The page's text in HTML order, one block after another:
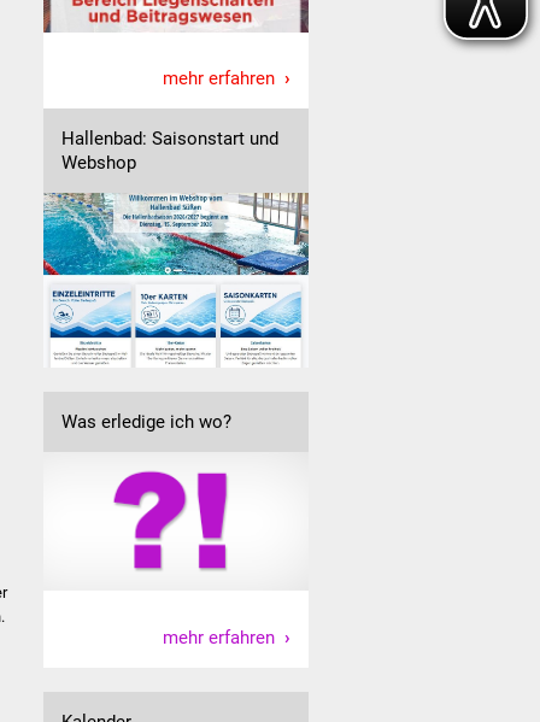
mehr erfahren
Hallenbad: Saisonstart und
Webshop
Was erledige ich wo?
mehr erfahren